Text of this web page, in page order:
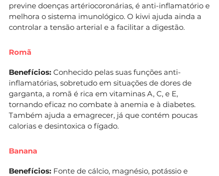
previne doenças artériocoronárias, é anti-inflamatório e
melhora o sistema imunológico. O kiwi ajuda ainda a
controlar a tensão arterial e a facilitar a digestão.
Romã
Benefícios: Conhecido pelas suas funções anti-
inflamatórias, sobretudo em situações de dores de
garganta, a romã é rica em vitaminas A, C, e E,
tornando eficaz no combate à anemia e à diabetes.
Também ajuda a emagrecer, já que contém poucas
calorias e desintoxica o fígado.
Banana
Benefícios: Fonte de cálcio, magnésio, potássio e